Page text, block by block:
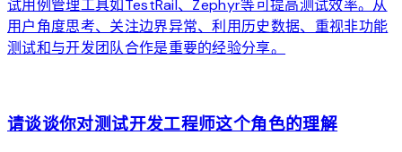
试用例管理工具如TestRail、Zephyr等可提高测试效率。从
用户角度思考、关注边界异常、利用历史数据、重视非功能
测试和与开发团队合作是重要的经验分享。
请谈谈你对测试开发工程师这个角色的理解